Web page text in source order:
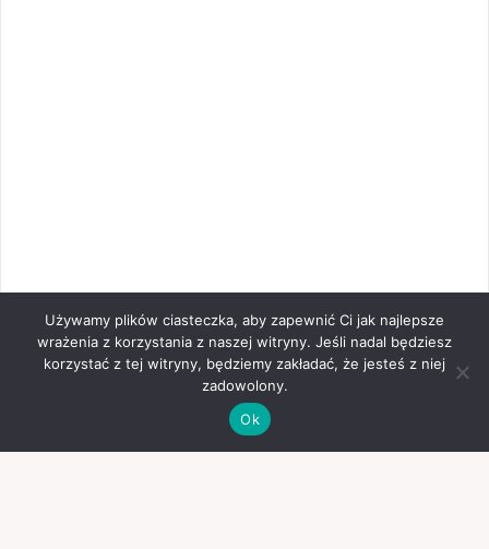
Używamy plików ciasteczka, aby zapewnić Ci jak najlepsze
wrażenia z korzystania z naszej witryny. Jeśli nadal będziesz
korzystać z tej witryny, będziemy zakładać, że jesteś z niej
zadowolony.
Ok